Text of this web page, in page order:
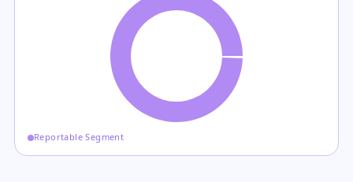
Reportable Segment